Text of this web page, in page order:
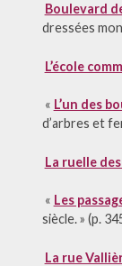
Boulevard
dressées
L’école
« L’un des
d’arbres et
La ruelle
« Les
siècle. » (p.
La rue